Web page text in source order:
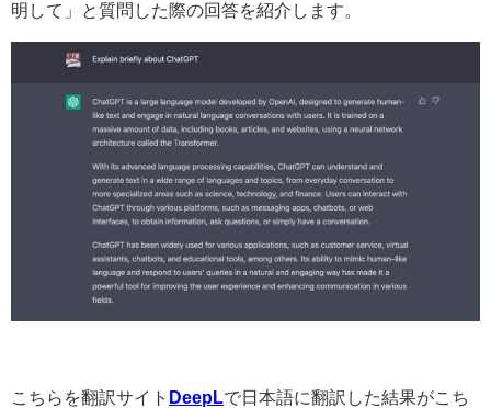
明して」と質問した際の回答を紹介します。
こちらを翻訳サイト DeepL で日本語に翻訳した結果がこち